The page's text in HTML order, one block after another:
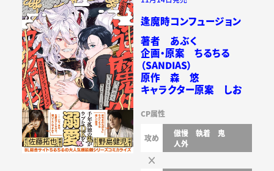
逢魔時コンフュージョン
著者 あぶく
企画・原案 ちるちる
（SANDIAS）
原作 森 悠
キャラクター原案 しお
CP属性
攻め 傲慢 執着
鬼
人外